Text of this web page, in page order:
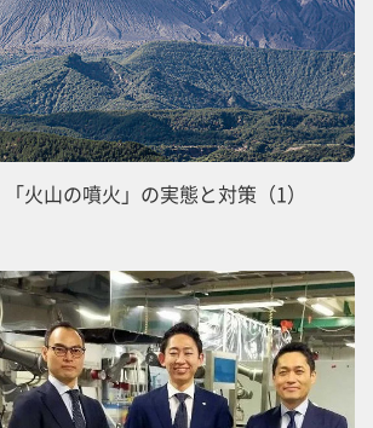
火山の噴火」の実態と対策（1）